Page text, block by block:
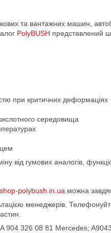
та вантажних машин,
PolyBUSH представлений
при критичних деформаціях
середовища
від гумових аналогів,
shop-polybush.in.ua можна
менеджерів.
326 08 81 Mercedes;